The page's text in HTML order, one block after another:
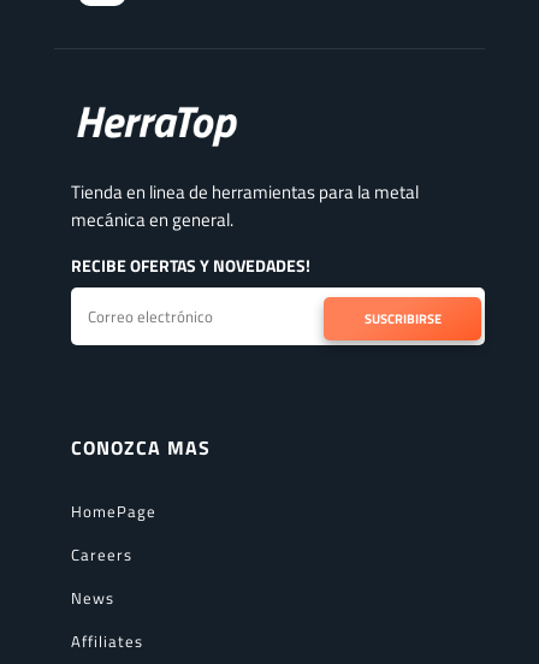
Tienda en linea de herramientas para la metal
mecánica en general.
RECIBE OFERTAS Y NOVEDADES!
SUSCRIBIRSE
CONOZCA MAS
HomePage
Careers
News
Affiliates